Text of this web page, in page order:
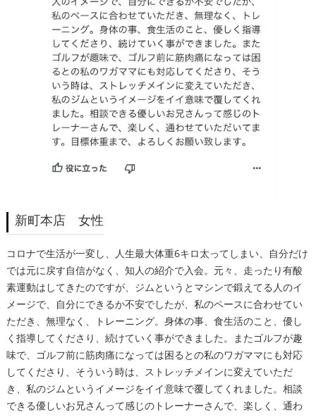
新町本店 女性
コロナで生活が一変し、人生最大体重6キロ太ってしまい、自分だけ
では元に戻す自信がなく、知人の紹介で入会。元々、走ったり有酸
素運動はしてきたのですが、ジムというとマシンで鍛えてる人のイ
メージで、自分にできるか不安でしたが、私のペースに合わせてい
ただき、無理なく、トレーニング。身体の事、食生活のこと、優し
く指導してくださり、続けていく事ができました。またゴルフが趣
味で、ゴルフ前に筋肉痛になっては困るとの私のワガママにも対応
してくださり、そういう時は、ストレッチメインに変えていただ
き、私のジムというイメージをイイ意味で覆してくれました。相談
できる優しいお兄さんって感じのトレーナーさんで、楽しく、通わ